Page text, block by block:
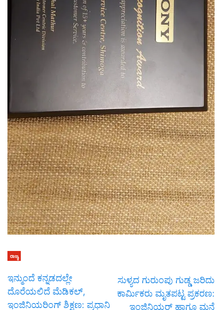
ರಾಜ್ಯ
ಇನ್ಮುಂದೆ ಕನ್ನಡದಲ್ಲೇ
ದೊರೆಯಲಿದೆ ಮೆಡಿಕಲ್,
ಇಂಜಿನಿಯರಿಂಗ್ ಶಿಕ್ಷಣ: ಪ್ರಧಾನಿ
ಸುಳ್ಯದ ಗುರುಂಪು ಗುಡ್ಡ ಜರಿದು
ಕಾರ್ಮಿಕರು ಮೃತಪಟ್ಟ ಪ್ರಕರಣ:
ಇಂಜಿನಿಯರ್ ಹಾಗೂ ಮನೆ